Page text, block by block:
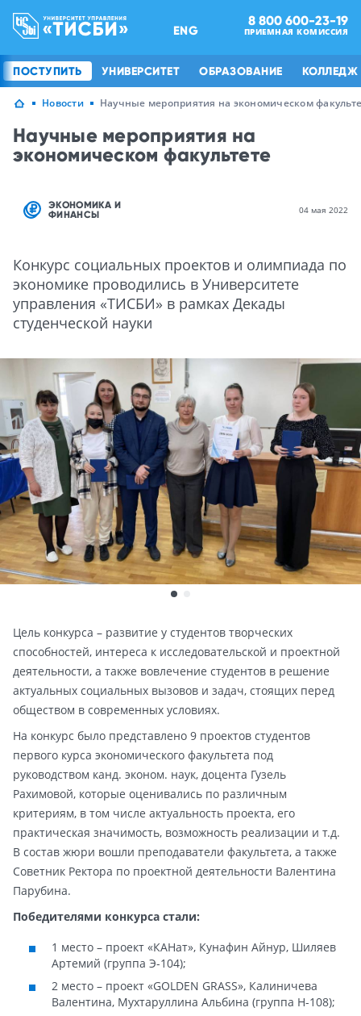
ENG
8 800 600-23-19
ПРИЕМНАЯ КОМИССИЯ
ПОСТУПИТЬ УНИВЕРСИТЕТ ОБРАЗОВАНИЕ КОЛЛЕДЖ
Новости Научные мероприятия на экономическом
Научные мероприятия на
экономическом факультете
ЭКОНОМИКА И
ФИНАНСЫ
04 мая 2022
Конкурс социальных проектов и олимпиада по
экономике проводились в Университете
управления «ТИСБИ» в рамках Декады
студенческой науки
Цель конкурса – развитие у студентов творческих
способностей, интереса к исследовательской и проектной
деятельности, а также вовлечение студентов в решение
актуальных социальных вызовов и задач, стоящих перед
обществом в современных условиях.
На конкурс было представлено 9 проектов студентов
первого курса экономического факультета под
руководством канд. эконом. наук, доцента Гузель
Рахимовой, которые оценивались по различным
критериям, в том числе актуальность проекта, его
практическая значимость, возможность реализации и т.д.
В состав жюри вошли преподаватели факультета, а также
Советник Ректора по проектной деятельности Валентина
Парубина.
Победителями конкурса стали:
1 место – проект «КАНат», Кунафин Айнур, Шиляев
Артемий (группа Э-104);
2 место – проект «GOLDEN GRASS», Калиничева
Валентина, Мухтаруллина Альбина (группа Н-108);